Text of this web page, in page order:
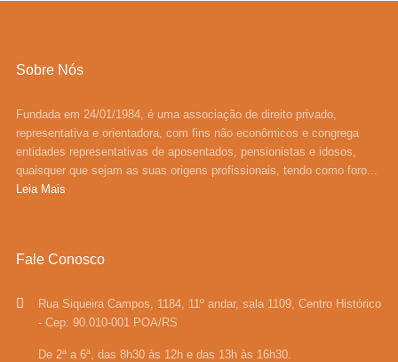
Sobre Nós
Fundada em 24/01/1984, é uma associação de direito privado,
representativa e orientadora, com fins não econômicos e congrega
entidades representativas de aposentados, pensionistas e idosos,
quaisquer que sejam as suas origens profissionais, tendo como foro...
Leia Mais
Fale Conosco
Rua Siqueira Campos, 1184, 11º andar, sala 1109, Centro Histórico
- Cep: 90.010-001 POA/RS
De 2ª a 6ª, das 8h30 às 12h e das 13h às 16h30.